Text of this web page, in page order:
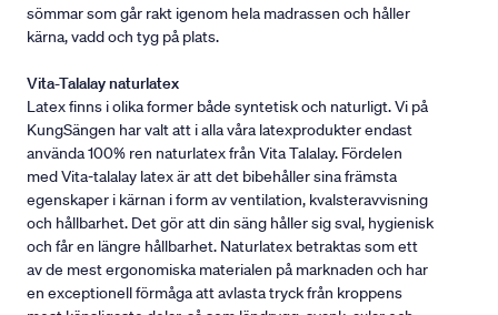
sömmar som går rakt igenom hela madrassen och håller
kärna, vadd och tyg på plats.
Vita-Talalay naturlatex
Latex finns i olika former både syntetisk och naturligt. Vi på
KungSängen har valt att i alla våra latexprodukter endast
använda 100% ren naturlatex från Vita Talalay. Fördelen
med Vita-talalay latex är att det bibehåller sina främsta
egenskaper i kärnan i form av ventilation, kvalsteravvisning
och hållbarhet. Det gör att din säng håller sig sval, hygienisk
och får en längre hållbarhet. Naturlatex betraktas som ett
av de mest ergonomiska materialen på marknaden och har
en exceptionell förmåga att avlasta tryck från kroppens